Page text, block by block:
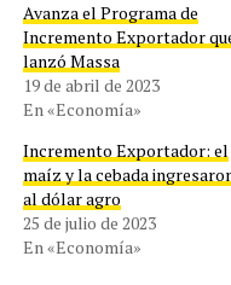
Avanza el Programa de
Incremento Exportador
lanzó Massa
19 de abril de 2023
En «Economía»
Incremento Exportador: el
maíz y la cebada
al dólar agro
25 de julio de 2023
En «Economía»